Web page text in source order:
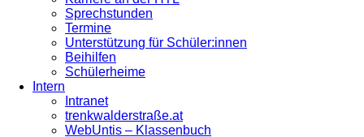
Sprechstunden
Termine
Unterstützung für Schüler:innen
Beihilfen
Schülerheime
Intern
Intranet
trenkwalderstraße.at
WebUntis – Klassenbuch